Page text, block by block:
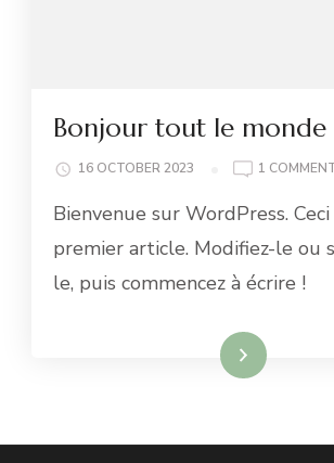
Bonjour tout le monde
16 OCTOBER 2023 1
Bienvenue sur WordPress.
premier article. Modifiez-le ou
le, puis commencez à écrire !
Read More